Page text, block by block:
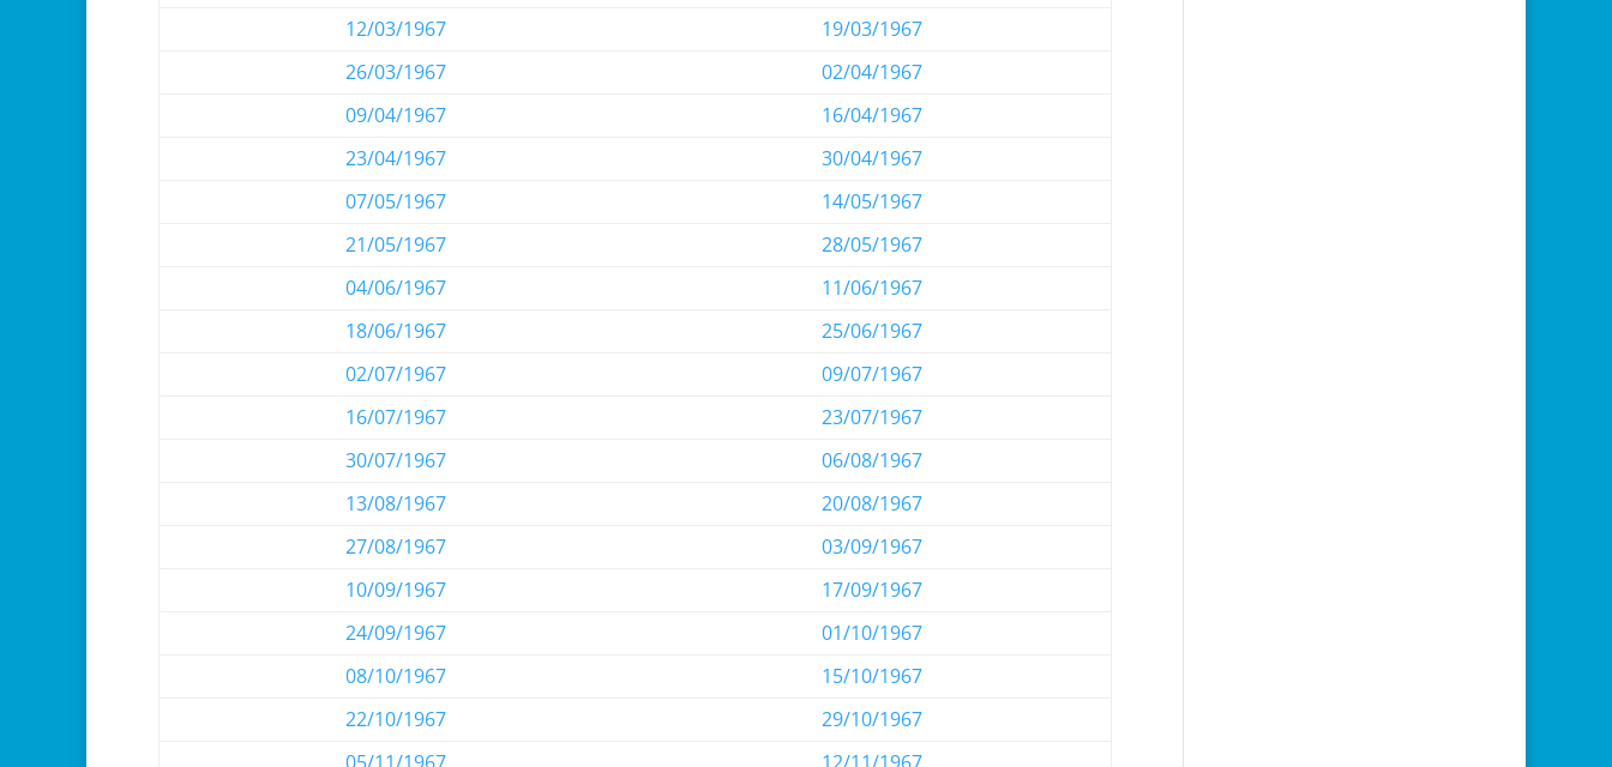
12/03/1967
19/03/1967
26/03/1967
02/04/1967
09/04/1967
16/04/1967
23/04/1967
30/04/1967
07/05/1967
14/05/1967
21/05/1967
28/05/1967
04/06/1967
11/06/1967
18/06/1967
25/06/1967
02/07/1967
09/07/1967
16/07/1967
23/07/1967
30/07/1967
06/08/1967
13/08/1967
20/08/1967
27/08/1967
03/09/1967
10/09/1967
17/09/1967
24/09/1967
01/10/1967
08/10/1967
15/10/1967
22/10/1967
29/10/1967